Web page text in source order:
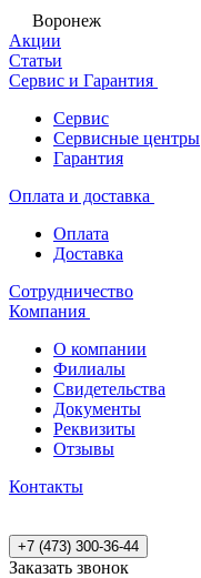
Воронеж
Акции
Статьи
Сервис и Гарантия
Сервис
Сервисные центры
Гарантия
Оплата и доставка
Оплата
Доставка
Сотрудничество
Компания
О компании
Филиалы
Свидетельства
Документы
Реквизиты
Отзывы
Контакты
+7 (473) 300-36-44
Заказать звонок